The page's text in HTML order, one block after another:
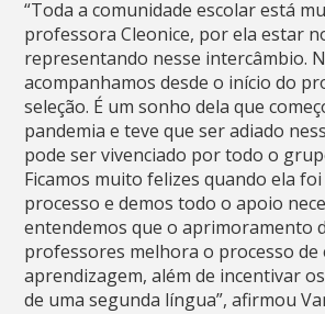
“Toda a comunidade escolar está
professora Cleonice, por ela estar
representando nesse intercâmbio.
acompanhamos desde o início do
seleção. É um sonho dela que
pandemia e teve que ser adiado
pode ser vivenciado por todo o
Ficamos muito felizes quando ela
processo e demos todo o apoio
entendemos que o aprimoramento
professores melhora o processo de
aprendizagem, além de incentivar
de uma segunda língua”, afirmou